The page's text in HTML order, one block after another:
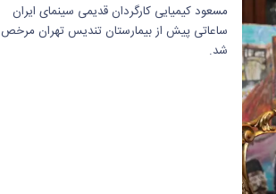
مسعود کیمیایی کارگردان قدیمی سینمای ایران
ساعاتی پیش از بیمارستان تندیس تهران مرخص
شد.